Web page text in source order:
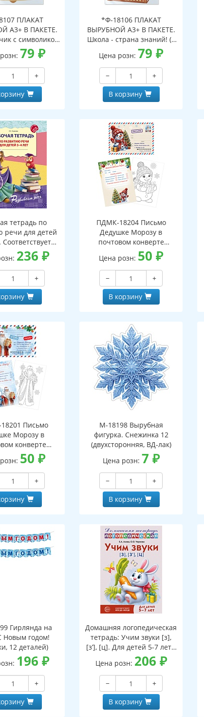
ПЛАКАТ
А3+ В ПАКЕТЕ.
с символикой
с европодвесом
клапаном,
ВД-лак)
79₽
+
*Ф-18106 ПЛАКАТ
ВЫРУБНОЙ А3+ В ПАКЕТЕ.
Школа - страна знаний! (в
индивидуальной упаковке,
с европодвесом и клеевым
клапаном, двухсторонний,
ВД-лак)
Цена розн: 79₽
−
+
В корзину
тетрадь по
речи для детей
Соответствует
- 3-е изд. испр.
236 ₽
+
ПДМК-18204 Письмо
Дедушке Морозу в
почтовом конверте
(конверт, письмо с текстом
и раскраской на обороте,
вырубная фигурка)
Цена розн: 50₽
−
+
В корзину
Письмо
Морозу в
конверте
письмо с текстом
на обороте,
фигурка)
50₽
+
М-18198 Вырубная
фигурка. Снежинка 12
(двухсторонняя, ВД-лак)
Цена розн: 7 ₽
−
+
В корзину
Гирлянда на
Новым годом!
12 деталей)
196 ₽
+
Домашняя логопедическая
тетрадь: Учим звуки [з],
[з’], [ц]. Для детей 5-7 лет -
3-е изд.
Цена розн: 206 ₽
−
+
В корзину